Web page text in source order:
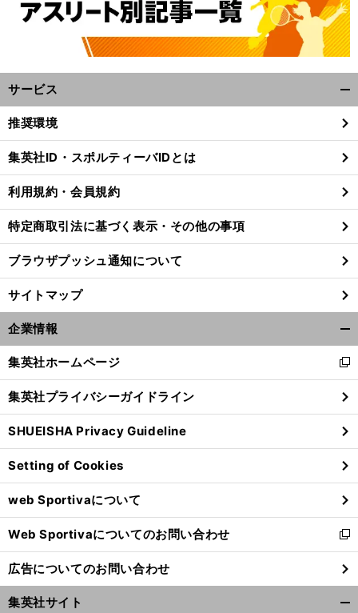
サービス
閉
る
推奨環境
集英社ID・スポルティーバIDとは
利用規約・会員規約
特定商取引法に基づく表示・その他の事項
ブラウザプッシュ通知について
サイトマップ
企業情報
閉
る
集英社ホームページ
新
し
い
ウ
ィ
ン
ド
ウ
で
開
く
集英社プライバシーガイドライン
SHUEISHA Privacy Guideline
Setting of Cookies
web Sportivaについて
Web Sportivaについてのお問い合わせ
新
し
い
ウ
ィ
広告についてのお問い合わせ
集英社サイト